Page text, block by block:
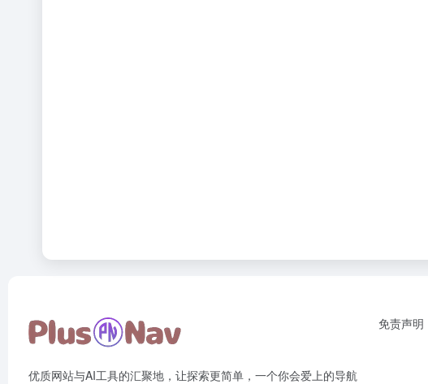
优质网站与AI工具的汇聚地，让探索更简单，一个你会爱上的导航
免责声明